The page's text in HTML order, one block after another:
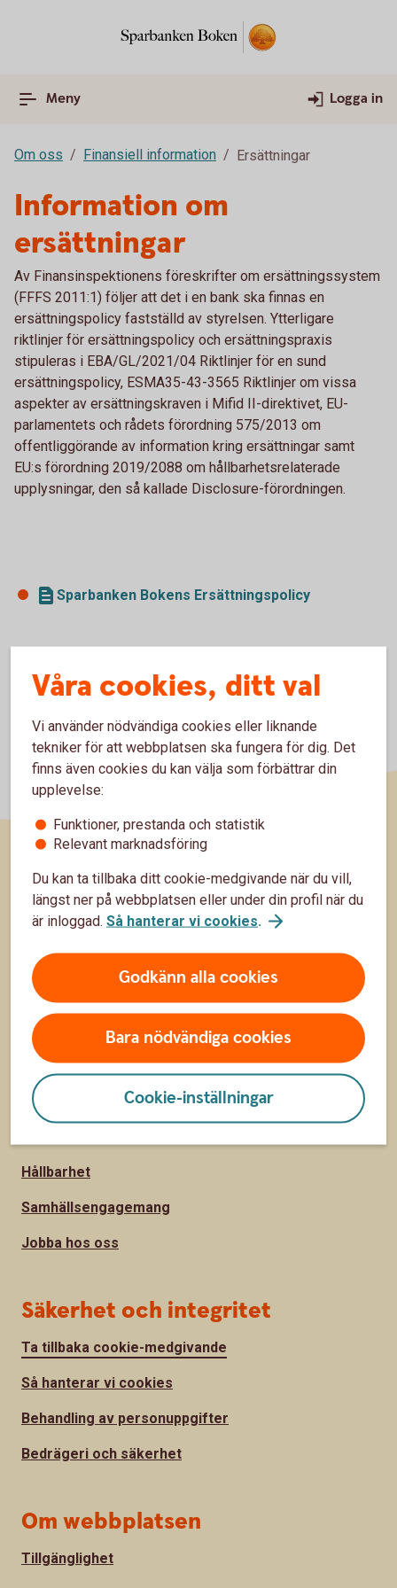
Meny Logga in
Om oss Finansiell information Ersättningar
Information om
ersättningar
Av Finansinspektionens föreskrifter om ersättningssystem
(FFFS 2011:1) följer att det i en bank ska finnas en
ersättningspolicy fastställd av styrelsen. Ytterligare
riktlinjer för ersättningspolicy och ersättningspraxis
stipuleras i EBA/GL/2021/04 Riktlinjer för en sund
ersättningspolicy, ESMA35-43-3565 Riktlinjer om vissa
aspekter av ersättningskraven i Mifid II-direktivet, EU-
parlamentets och rådets förordning 575/2013 om
offentliggörande av information kring ersättningar samt
EU:s förordning 2019/2088 om hållbarhetsrelaterade
upplysningar, den så kallade Disclosure-förordningen.
Sparbanken Bokens Ersättningspolicy
Våra cookies, ditt val
Vi använder nödvändiga cookies eller liknande
tekniker för att webbplatsen ska fungera för dig. Det
finns även cookies du kan välja som förbättrar din
upplevelse:
Funktioner, prestanda och statistik
Relevant marknadsföring
Du kan ta tillbaka ditt cookie-medgivande när du vill,
längst ner på webbplatsen eller under din profil när du
är inloggad. Så hanterar vi cookies.
Godkänn alla cookies
Bara nödvändiga cookies
Cookie-inställningar
Sidfot
Hitta snabbt
Kontakta oss
Spärrhjälp
Bli kund
Priser, räntor och kurser
Om oss
Hållbarhet
Samhällsengagemang
Jobba hos oss
Säkerhet och integritet
Ta tillbaka cookie-medgivande
Så hanterar vi cookies
Behandling av personuppgifter
Bedrägeri och säkerhet
Om webbplatsen
Tillgänglighet